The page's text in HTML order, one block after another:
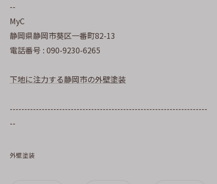
--
MyC
静岡県静岡市葵区一番町82-13
電話番号 : 090-9230-6265
下地に注力する静岡市の外壁塗装
--------------------------------------------------------------------
--
外壁塗装